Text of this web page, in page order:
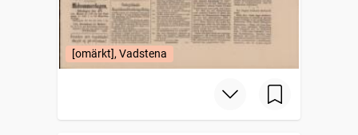
[omärkt], Vadstena